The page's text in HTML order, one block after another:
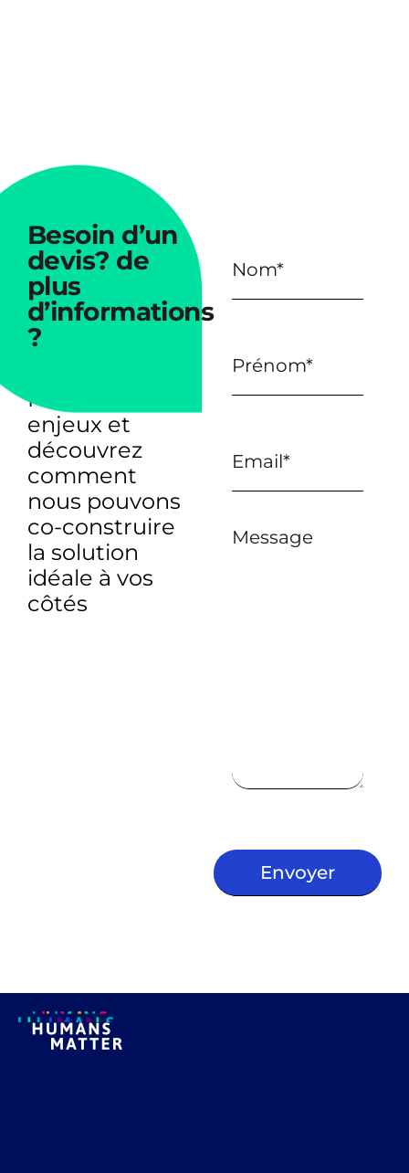
Besoin d’un
devis? de
plus
d’informations
?
Parlons de vos
enjeux et
découvrez
comment
nous pouvons
co-construire
la solution
idéale à vos
côtés
Message